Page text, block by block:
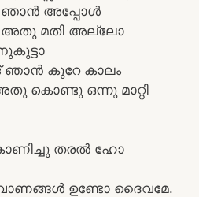
ഞാൻ അപ്പോൾ
അതു മതി അല്ലോ
ഞാൻ കുറേ കാലം
കൊണ്ടു ഒന്നു മാറ്റി
തരൽ ഹോ
ഉണ്ടോ ദൈവമേ.